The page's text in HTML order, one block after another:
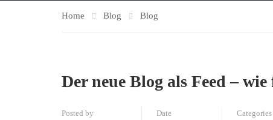
Home Blog Blog
Der neue Blog als Feed –
Posted by Date Categories